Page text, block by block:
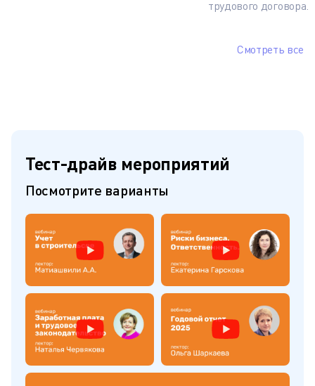
трудового договора.
Смотреть все
Тест-драйв мероприятий
Посмотрите варианты